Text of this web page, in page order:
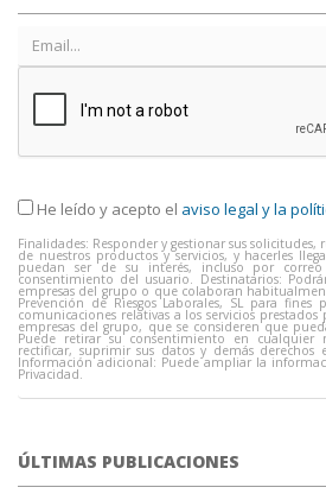
He leído y acepto el aviso legal y la
Finalidades: Responder y gestionar sus
de nuestros productos y servicios, y hacerles
puedan ser de su interés, incluso por correo
consentimiento del usuario. Destinatarios:
empresas del grupo o que colaboran
Prevención de Riesgos Laborales, SL para
comunicaciones relativas a los servicios
empresas del grupo, que se consideren que
Puede retirar su consentimiento en cualquier
rectificar, suprimir sus datos y demás derechos
Información adicional: Puede ampliar la
Privacidad.
ÚLTIMAS PUBLICACIONES